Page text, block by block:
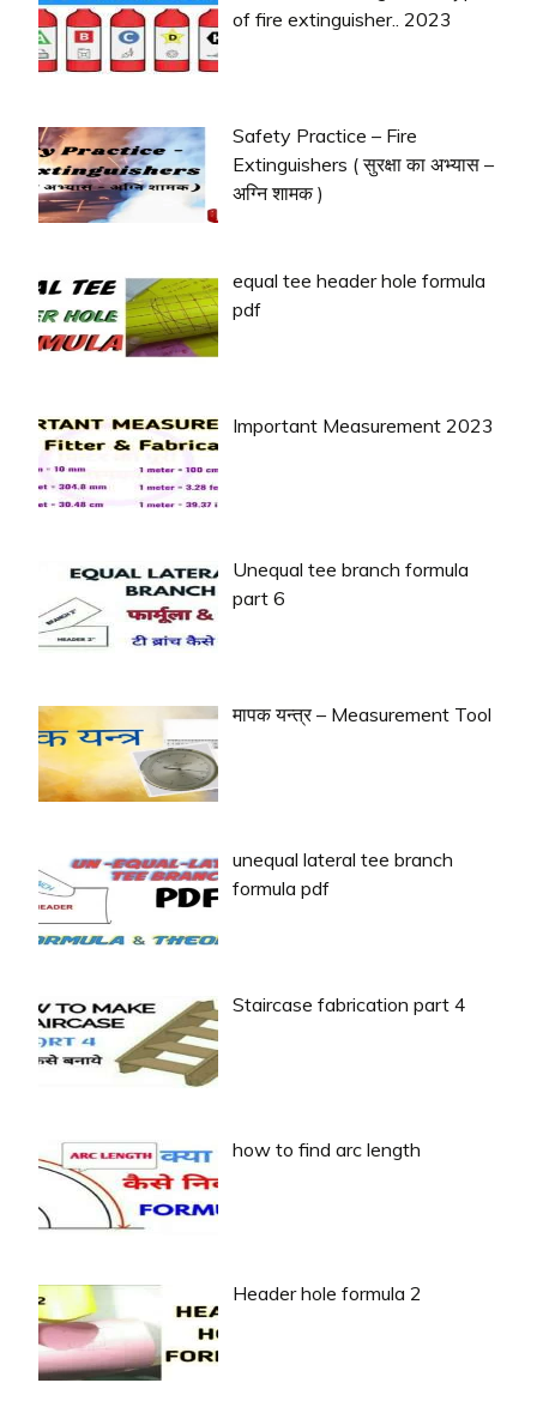
of fire extinguisher.. 2023
Safety Practice – Fire
Extinguishers ( सुरक्षा का अभ्यास –
अग्नि शामक )
equal tee header hole formula
pdf
Important Measurement 2023
Unequal tee branch formula
part 6
मापक यन्त्र – Measurement Tool
unequal lateral tee branch
formula pdf
Staircase fabrication part 4
how to find arc length
Header hole formula 2